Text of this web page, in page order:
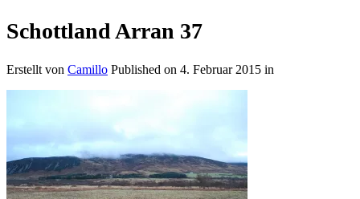
Schottland Arran 37
Erstellt von Camillo Published on 4. Februar 2015 in